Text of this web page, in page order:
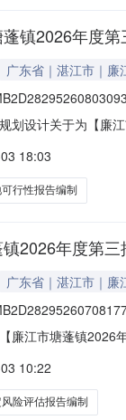
镇2026年度
广东省｜湛江市｜廉
划设计关于为【廉
林地可行性报告编
18:03
行性报告编制
2026年度第
广东省｜湛江市｜廉
廉江市塘蓬镇2026
批项目否采购项目
10:22
险评估报告编制